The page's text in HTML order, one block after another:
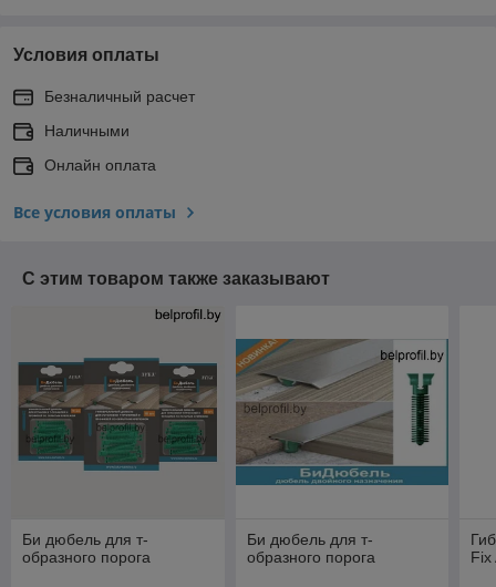
Условия оплаты
Безналичный расчет
Наличными
Онлайн оплата
Все условия оплаты
С этим товаром также заказывают
Би дюбель для т-
образного порога
Би дюбель для т-
образного порога